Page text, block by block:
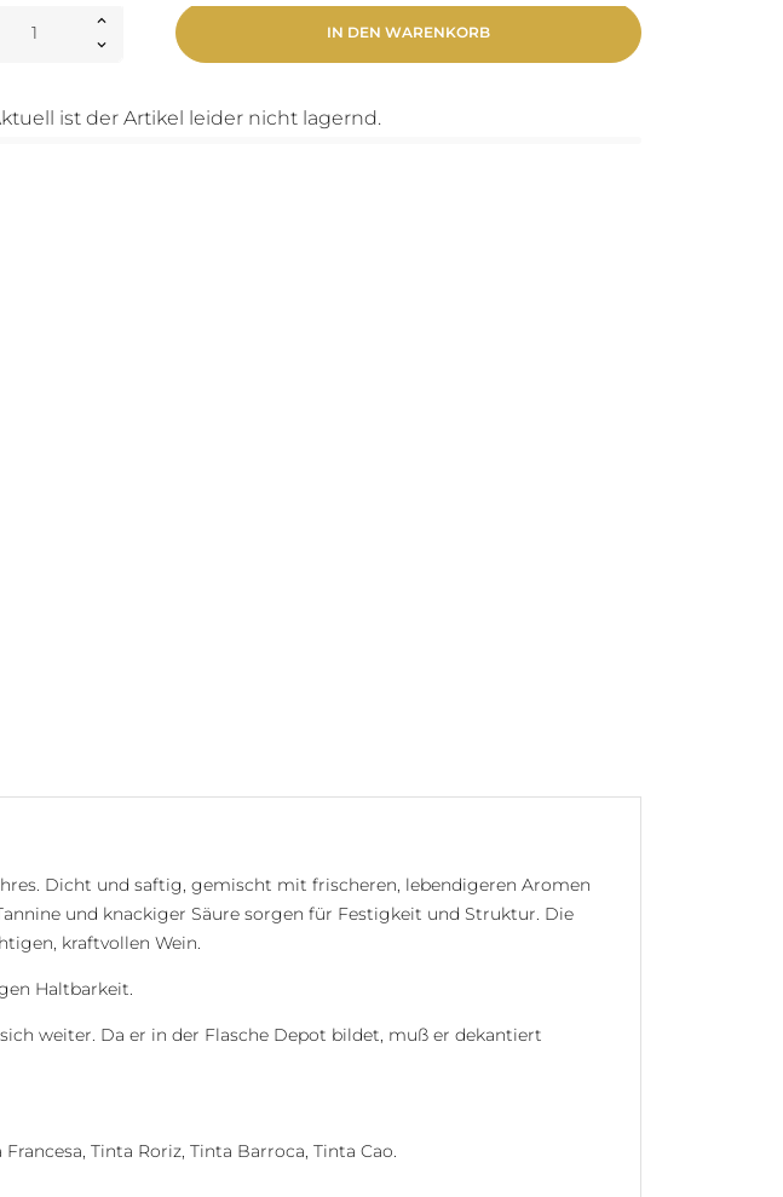
IN DEN WARENKORB
ist der Artikel leider nicht lagernd.
Dicht und saftig, gemischt mit frischeren, lebendigeren Aromen
und knackiger Säure sorgen für Festigkeit und Struktur. Die
kraftvollen Wein.
Haltbarkeit.
weiter. Da er in der Flasche Depot bildet, muß er dekantiert
Tinta Roriz, Tinta Barroca, Tinta Cao.